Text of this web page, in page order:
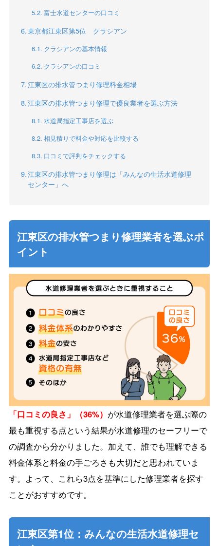
富士水道センターの口コミ
東京都江東区第5位 クラシアン
クラシアンの基本情報
クラシアンの口コミ
江東区の排水管つまり修理料金相場
江東区の排水管つまり修理で優良業者を選ぶ方法
水道局指定工事店を選ぶ
相見積りで料金や対応を比較する
口コミで評判をチェックする
江東区の排水管つまり修理は「みんなの生活水道修理
センター」へ
江東区の排水管つまり修理業者を選ぶポ
イント
「口コミの良さ」（36%） が水道修理業者を選ぶ際の
最も重視する点という結果が水道修理のセーフリーで
の調査から分かりました。加えて、誰でも理解できる
料金体系と料金の手ごろさも大切だと思われていま
す。よって、これら3点を基準にした修理業者を探す
ことがおすすめです。
江東区第1位：みんなの生活水道修理セ